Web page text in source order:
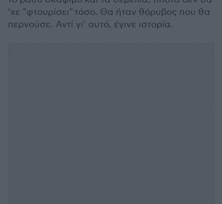
‘χε "φτουρίσει" τόσο. Θα ήταν θόρυβος που θα
περνούσε. Αντί γι’ αυτό, έγινε ιστορία.